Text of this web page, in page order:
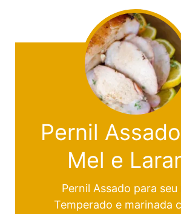
Pernil
Mel e
Pernil Assado para seu
Temperado e marinada